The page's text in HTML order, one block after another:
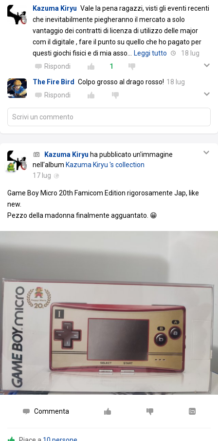
Kazuma Kiryu Vale la pena ragazzi, visti gli eventi recenti
che inevitabilmente piegheranno il mercato a solo
vantaggio dei contratti di licenza di utilizzo delle major
com il digitale , fare il punto su quello che ho pagato per
questi giochi fisici e di mia asso
Leggi tutto
18 lug
Rispondi
1
The Fire Bird Colpo grosso al drago rosso! 18 lug
Rispondi
Scrivi un commento
Kazuma Kiryu ha pubblicato un'immagine
nell'album Kazuma Kiryu 's collection
17 lug
Game Boy Micro 20th Famicom Edition rigorosamente Jap, like
new.
Pezzo della madonna finalmente agguantato. 😁
Commenta